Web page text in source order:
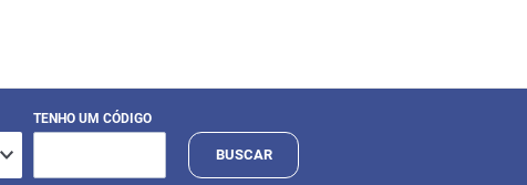
TENHO UM CÓDIGO
BUSCAR